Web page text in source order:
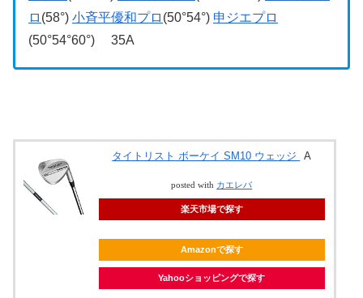
ロ (58°) 小斉平優和プロ (50°54°) 申ジエプロ
(50°54°60°) 35A
タイトリスト ボーケイ SM10 ウェッジ A
posted with カエレバ
楽天市場で探す
Amazonで探す
Yahooショッピングで探す